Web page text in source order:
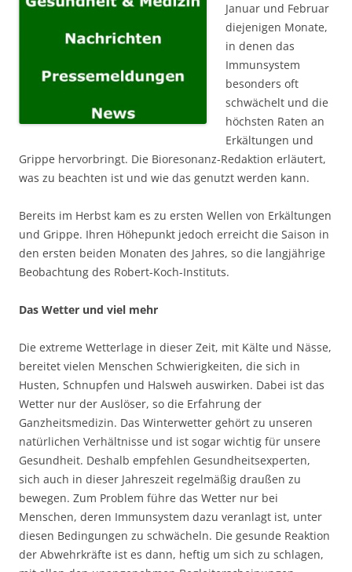
Januar und Februar
diejenigen Monate,
in denen das
Immunsystem
besonders oft
schwächelt und die
höchsten Raten an
Erkältungen und
Grippe hervorbringt. Die Bioresonanz-Redaktion erläutert,
was zu beachten ist und wie das genutzt werden kann.
Bereits im Herbst kam es zu ersten Wellen von Erkältungen
und Grippe. Ihren Höhepunkt jedoch erreicht die Saison in
den ersten beiden Monaten des Jahres, so die langjährige
Beobachtung des Robert-Koch-Instituts.
Das Wetter und viel mehr
Die extreme Wetterlage in dieser Zeit, mit Kälte und Nässe,
bereitet vielen Menschen Schwierigkeiten, die sich in
Husten, Schnupfen und Halsweh auswirken. Dabei ist das
Wetter nur der Auslöser, so die Erfahrung der
Ganzheitsmedizin. Das Winterwetter gehört zu unseren
natürlichen Verhältnisse und ist sogar wichtig für unsere
Gesundheit. Deshalb empfehlen Gesundheitsexperten,
sich auch in dieser Jahreszeit regelmäßig draußen zu
bewegen. Zum Problem führe das Wetter nur bei
Menschen, deren Immunsystem dazu veranlagt ist, unter
diesen Bedingungen zu schwächeln. Die gesunde Reaktion
der Abwehrkräfte ist es dann, heftig um sich zu schlagen,